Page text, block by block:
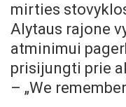
mirties
Alytaus rajone
atminimui
prisijungti prie
– „We